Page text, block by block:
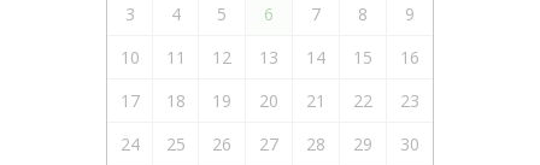
3
4 5 6 7 8
9
10
11 12 13 14 15
16
17
18 19 20 21 22
23
24
25 26 27 28 29
30